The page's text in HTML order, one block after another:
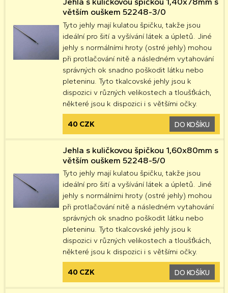
větším ouškem 52248-3/0
Tyto jehly mají kulatou špičku, takže jsou
ideální pro šití a vyšívání látek a úpletů. Jiné
jehly s normálními hroty (ostré jehly) mohou
při protlačování nitě a následném vytahování
správných ok snadno poškodit látku nebo
pleteninu. Tyto tkalcovské jehly jsou k
dispozici v různých velikostech a tloušťkách,
některé jsou k dispozici i s většími očky.
40 CZK DO KOŠÍKU
Jehla s kuličkovou špičkou 1,60x80mm s
větším ouškem 52248-5/0
Tyto jehly mají kulatou špičku, takže jsou
ideální pro šití a vyšívání látek a úpletů. Jiné
jehly s normálními hroty (ostré jehly) mohou
při protlačování nitě a následném vytahování
správných ok snadno poškodit látku nebo
pleteninu. Tyto tkalcovské jehly jsou k
dispozici v různých velikostech a tloušťkách,
některé jsou k dispozici i s většími očky.
40 CZK DO KOŠÍKU